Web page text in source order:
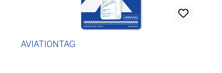
AVIATIONTAG